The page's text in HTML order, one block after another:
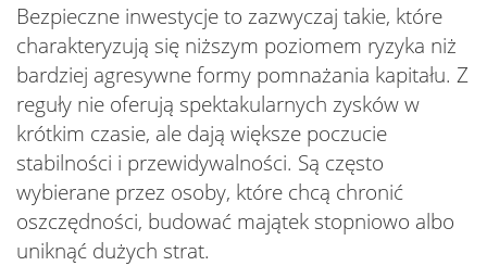
Bezpieczne inwestycje to zazwyczaj takie, które
charakteryzują się niższym poziomem ryzyka niż
bardziej agresywne formy pomnażania kapitału. Z
reguły nie oferują spektakularnych zysków w
krótkim czasie, ale dają większe poczucie
stabilności i przewidywalności. Są często
wybierane przez osoby, które chcą chronić
oszczędności, budować majątek stopniowo albo
uniknąć dużych strat.